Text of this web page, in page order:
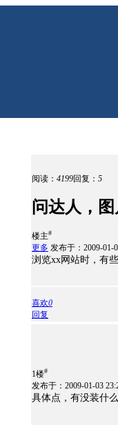
阅读： 4199回复： 5
问达人，
楼主#
更多 发布于：2009-01-
浏览xx网站时，有
喜欢0
回复
1楼#
发布于：2009-01-03
具体点，有没装什